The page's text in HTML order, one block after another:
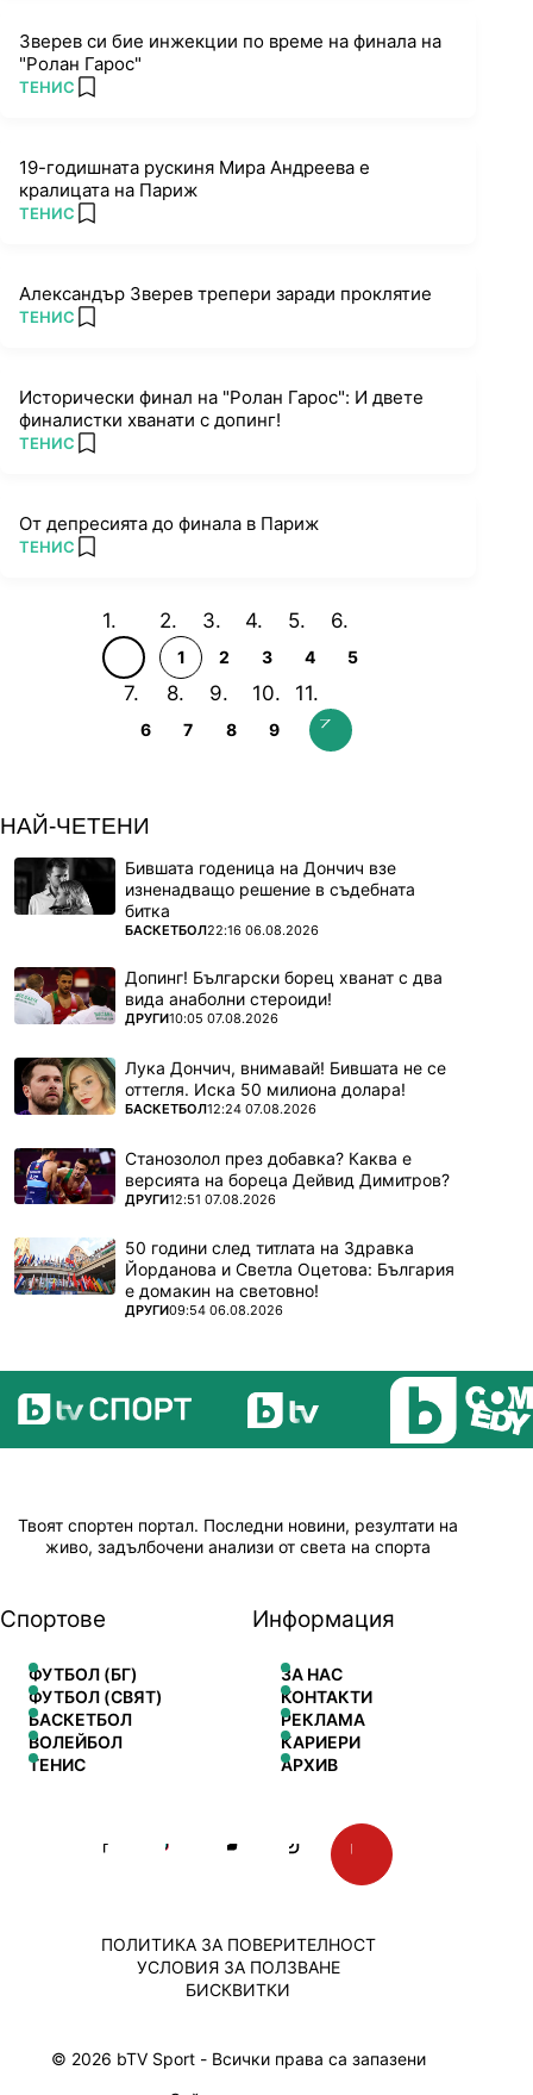
Зверев си бие инжекции по време на финала на
"Ролан Гарос"
ПОВЕЧЕ ОТ
ТЕНИС add favorites
19-годишната рускиня Мира Андреева е
кралицата на Париж
ПОВЕЧЕ ОТ
ТЕНИС add favorites
Александър Зверев трепери заради проклятие
ПОВЕЧЕ ОТ
ТЕНИС add favorites
Исторически финал на "Ролан Гарос": И двете
финалистки хванати с допинг!
ПОВЕЧЕ ОТ
ТЕНИС add favorites
От депресията до финала в Париж
ПОВЕЧЕ ОТ
ТЕНИС add favorites
1 2 3 4 5
6 7 8 9
НАЙ-ЧЕТЕНИ
Бившата годеница на Дончич взе
изненадващо решение в съдебната
битка
ПОВЕЧЕ ОТ
БАСКЕТБОЛ22:16 06.08.2026
Допинг! Български борец хванат с два
вида анаболни стероиди!
ПОВЕЧЕ ОТ
ДРУГИ10:05 07.08.2026
Лука Дончич, внимавай! Бившата не се
оттегля. Иска 50 милиона долара!
ПОВЕЧЕ ОТ
БАСКЕТБОЛ12:24 07.08.2026
Станозолол през добавка? Каква е
версията на бореца Дейвид Димитров?
ПОВЕЧЕ ОТ
ДРУГИ12:51 07.08.2026
50 години след титлата на Здравка
Йорданова и Светла Оцетова: България
е домакин на световно!
ПОВЕЧЕ ОТ
ДРУГИ09:54 06.08.2026
Твоят спортен портал. Последни новини, резултати на
живо, задълбочени анализи от света на спорта
Спортове
ФУТБОЛ (БГ)
ФУТБОЛ (СВЯТ)
БАСКЕТБОЛ
ВОЛЕЙБОЛ
ТЕНИС
Информация
ЗА НАС
КОНТАКТИ
РЕКЛАМА
КАРИЕРИ
АРХИВ
© 2026 bTV Sport - Всички права са запазени
ПОЛИТИКА ЗА ПОВЕРИТЕЛНОСТ
УСЛОВИЯ ЗА ПОЛЗВАНЕ
БИСКВИТКИ